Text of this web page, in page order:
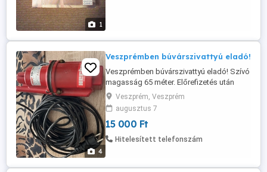
1
4
Veszprémben búvárszivattyú eladó!
Veszprémben búvárszivattyú eladó! Szívó
magasság 65 méter. Előrefizetés után
postán, vagy bármelyik
csomagautomatával szívesen feladom.
Veszprém, Veszprém
augusztus 7
15 000 Ft
Hitelesített telefonszám